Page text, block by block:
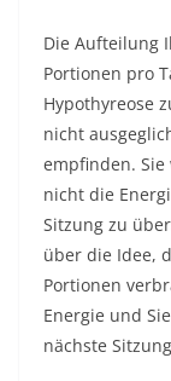
Die Aufteilung
Portionen pro
Hypothyreose
nicht
empfinden. Sie
nicht die
Sitzung zu
über die Idee,
Portionen
Energie und
nächste